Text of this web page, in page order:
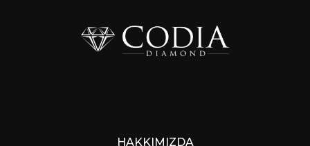
HAKKIMIZDA